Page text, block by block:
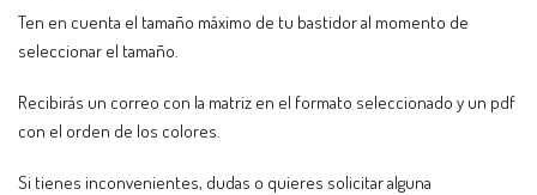
Ten en cuenta el tamaño máximo de tu bastidor al momento de
seleccionar el tamaño.
Recibirás un correo con la matriz en el formato seleccionado y un pdf
con el orden de los colores.
Si tienes inconvenientes, dudas o quieres solicitar alguna